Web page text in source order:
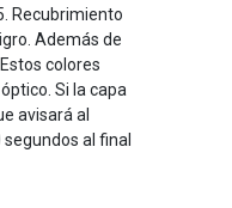
Recubrimiento
Además de
colores
Si la capa
avisará al
al final